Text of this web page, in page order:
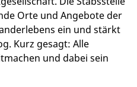
Orte und Angebote der
ein und stärkt
Kurz gesagt: Alle
und dabei sein